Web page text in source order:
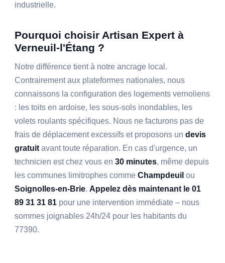
industrielle.
Pourquoi choisir Artisan Expert à
Verneuil-l'Étang ?
Notre différence tient à notre ancrage local.
Contrairement aux plateformes nationales, nous
connaissons la configuration des logements vernoliens
: les toits en ardoise, les sous-sols inondables, les
volets roulants spécifiques. Nous ne facturons pas de
frais de déplacement excessifs et proposons undevis
gratuitavant toute réparation. En cas d'urgence, un
technicien est chez vous en30 minutes, même depuis
les communes limitrophes commeChampdeuil ou
Soignolles-en-Brie.Appelez dès maintenant le 01
89 31 31 81 pour une intervention immédiate – nous
sommes joignables 24h/24 pour les habitants du
77390.